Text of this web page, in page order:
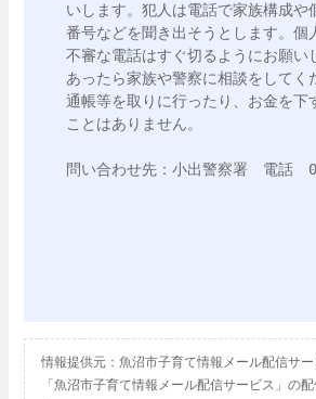
いします。犯人は電話で家族構成や
番号などを聞き出そうとします。個
不審な電話はすぐ切るようにお願い
あったら家族や警察に相談をしてく
通帳等を取りに行ったり、お金を下
ことはありません。
問い合わせ先：小出警察署　電話
情報提供元：魚沼市子育て情報メール配信サー
「魚沼市子育て情報メール配信サービス」の